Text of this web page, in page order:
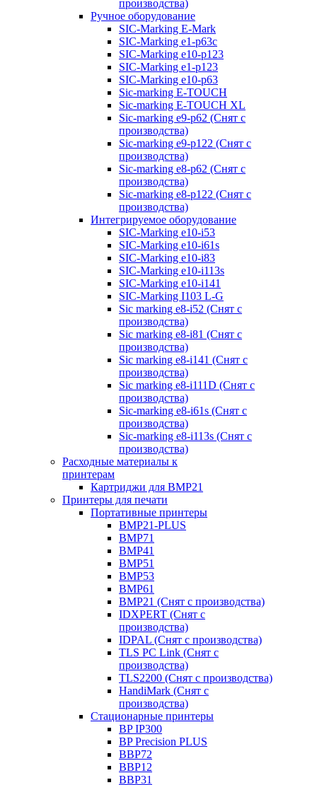
производства)
Ручное оборудование
SIC-Marking E-Mark
SIC-Marking e1-p63с
SIC-Marking e10-p123
SIC-Marking e1-p123
SIC-Marking e10-p63
Sic-marking E-TOUCH
Sic-marking E-TOUCH XL
Sic-marking e9-p62 (Снят с
производства)
Sic-marking e9-p122 (Снят с
производства)
Sic-marking e8-p62 (Снят с
производства)
Sic-marking e8-p122 (Снят с
производства)
Интегрируемое оборудование
SIC-Marking e10-i53
SIC-Marking e10-i61s
SIC-Marking e10-i83
SIC-Marking e10-i113s
SIC-Marking e10-i141
SIC-Marking I103 L-G
Sic marking e8-i52 (Снят с
производства)
Sic marking e8-i81 (Снят с
производства)
Sic marking e8-i141 (Снят с
производства)
Sic marking e8-i111D (Снят с
производства)
Sic-marking e8-i61s (Снят с
производства)
Sic-marking e8-i113s (Снят с
производства)
Расходные материалы к
принтерам
Картриджи для BMP21
Принтеры для печати
Портативные принтеры
BMP21-PLUS
BMP71
BMP41
BMP51
BMP53
BMP61
BMP21 (Снят с производства)
IDXPERT (Снят с
производства)
IDPAL (Снят с производства)
TLS PC Link (Снят с
производства)
TLS2200 (Снят с производства)
HandiMark (Снят с
производства)
Стационарные принтеры
BP IP300
BP Precision PLUS
BBP72
BBP12
BBP31